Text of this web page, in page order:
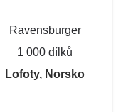
Ravensburger
1 000 dílků
Lofoty, Norsko